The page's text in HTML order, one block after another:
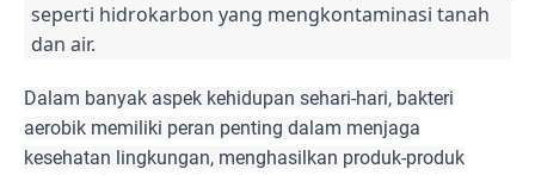
seperti hidrokarbon yang mengkontaminasi tanah
dan air.
Dalam banyak aspek kehidupan sehari-hari, bakteri
aerobik memiliki peran penting dalam menjaga
kesehatan lingkungan, menghasilkan produk-produk